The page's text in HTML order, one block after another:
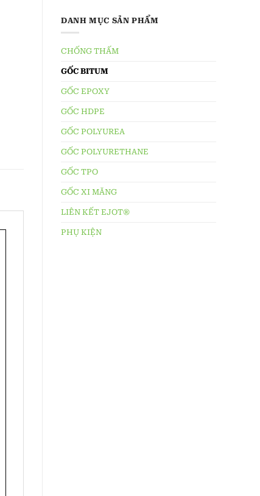
DANH MỤC SẢN PHẨM
CHỐNG THẤM
GỐC BITUM
GỐC EPOXY
GỐC HDPE
GỐC POLYUREA
GỐC POLYURETHANE
GỐC TPO
GỐC XI MĂNG
LIÊN KẾT EJOT®
PHỤ KIỆN